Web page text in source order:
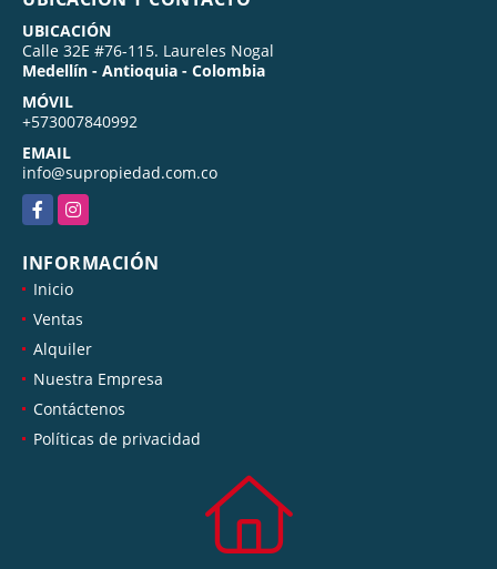
UBICACIÓN
Calle 32E #76-115. Laureles Nogal
Medellín - Antioquia - Colombia
MÓVIL
+573007840992
EMAIL
info@supropiedad.com.co
FacebookInstagram
INFORMACIÓN
Inicio
Ventas
Alquiler
Nuestra Empresa
Contáctenos
Políticas de privacidad